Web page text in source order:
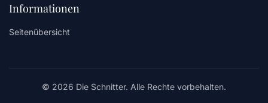
Informationen
Seitenübersicht
© 2026 Die Schnitter. Alle Rechte vorbehalten.